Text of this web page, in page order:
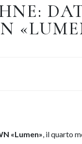
«Lumen», il quarto